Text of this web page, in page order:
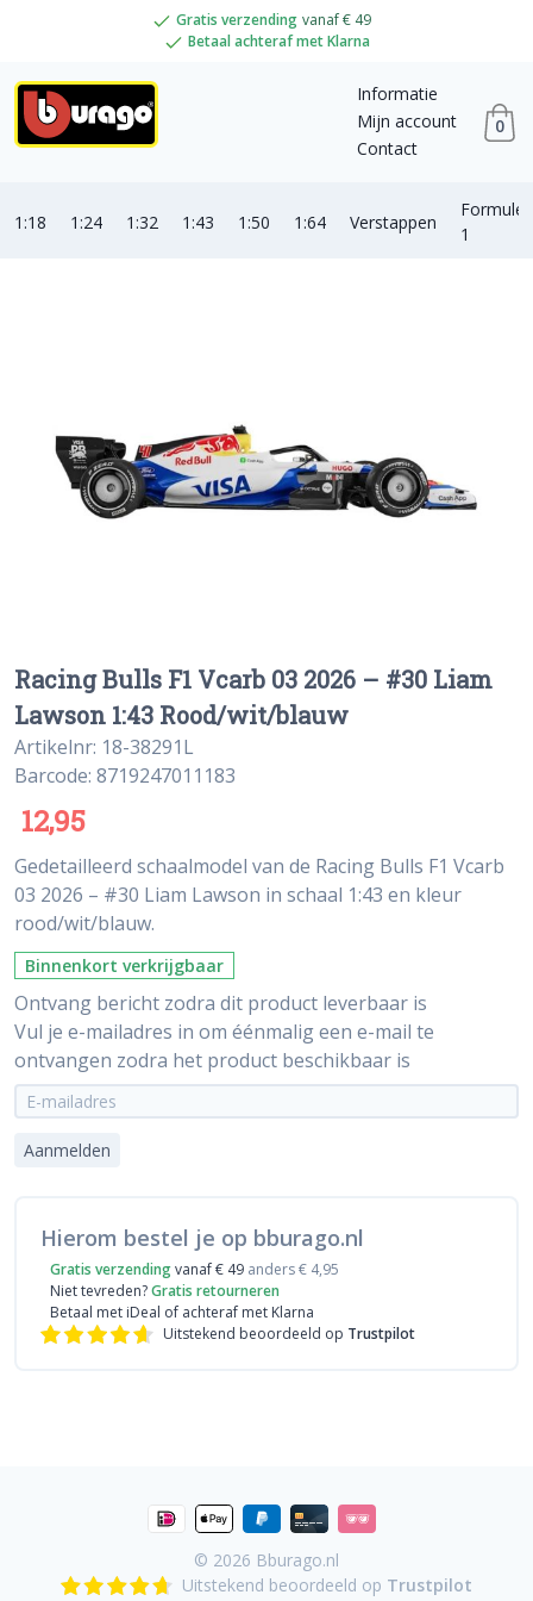
Gratis verzending vanaf € 49
Betaal achteraf met Klarna
Informatie
Mijn account
Contact
0
1:18 1:24 1:32 1:43 1:50 1:64 Verstappen
Formule
1
Racing Bulls F1 Vcarb 03 2026 – #30 Liam
Lawson 1:43 Rood/wit/blauw
Artikelnr: 18-38291L
Barcode: 8719247011183
12,95
Gedetailleerd schaalmodel van de Racing Bulls F1 Vcarb
03 2026 – #30 Liam Lawson in schaal 1:43 en kleur
rood/wit/blauw.
Binnenkort verkrijgbaar
Ontvang bericht zodra dit product leverbaar is
Vul je e-mailadres in om éénmalig een e-mail te
ontvangen zodra het product beschikbaar is
Aanmelden
Hierom bestel je op bburago.nl
Gratis verzendingvanaf € 49 anders € 4,95
Niet tevreden?Gratis retourneren
Betaal met iDeal of achteraf met Klarna
Uitstekend beoordeeld op Trustpilot
© 2026 Bburago.nl
Uitstekend beoordeeld op Trustpilot